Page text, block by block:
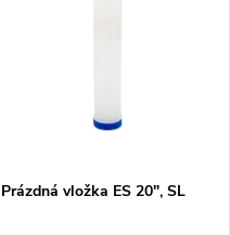
Prázdná vložka ES 20", SL